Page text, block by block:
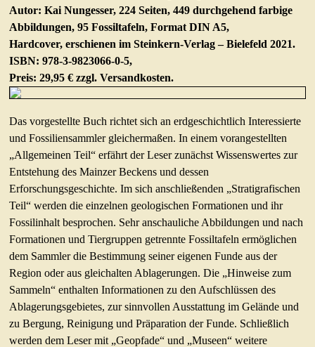
Autor: Kai Nungesser, 224 Seiten, 449 durchgehend farbige
Abbildungen, 95 Fossiltafeln, Format DIN A5,
Hardcover, erschienen im Steinkern-Verlag – Bielefeld 2021.
ISBN: 978-3-9823066-0-5,
Preis: 29,95 € zzgl. Versandkosten.
Das vorgestellte Buch richtet sich an erdgeschichtlich Interessierte
und Fossiliensammler gleichermaßen. In einem vorangestellten
„Allgemeinen Teil“ erfährt der Leser zunächst Wissenswertes zur
Entstehung des Mainzer Beckens und dessen
Erforschungsgeschichte. Im sich anschließenden „Stratigrafischen
Teil“ werden die einzelnen geologischen Formationen und ihr
Fossilinhalt besprochen. Sehr anschauliche Abbildungen und nach
Formationen und Tiergruppen getrennte Fossiltafeln ermöglichen
dem Sammler die Bestimmung seiner eigenen Funde aus der
Region oder aus gleichalten Ablagerungen. Die „Hinweise zum
Sammeln“ enthalten Informationen zu den Aufschlüssen des
Ablagerungsgebietes, zur sinnvollen Ausstattung im Gelände und
zu Bergung, Reinigung und Präparation der Funde. Schließlich
werden dem Leser mit „Geopfade“ und „Museen“ weitere